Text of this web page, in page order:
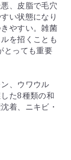
、皮脂で毛穴
い状態になり
やすい。雑菌
を招くことも
とっても重要
、ウワウル
た8種類の和
着、ニキビ・